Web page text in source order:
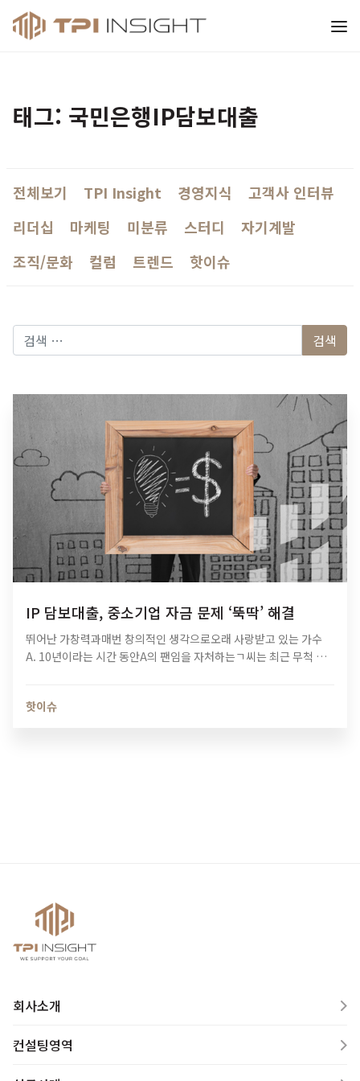
티피아이 인사이트
태그: 국민은행IP담보대출
전체보기 TPI Insight 경영지식
고객사 인터뷰
리더십
마케팅 미분류 스터디
자기계발
조직/문화
컬럼 트렌드 핫이슈
다음 검색:
IP 담보대출, 중소기업 자금 문제 ‘뚝딱’ 해결
뛰어난 가창력과매번 창의적인 생각으로오래 사랑받고 있는 가수
A. 10년이라는 시간 동안A의 팬임을 자처하는ㄱ씨는 최근 무척 흥
‘음악 저작권료…
핫이슈
회사소개
컨설팅영역